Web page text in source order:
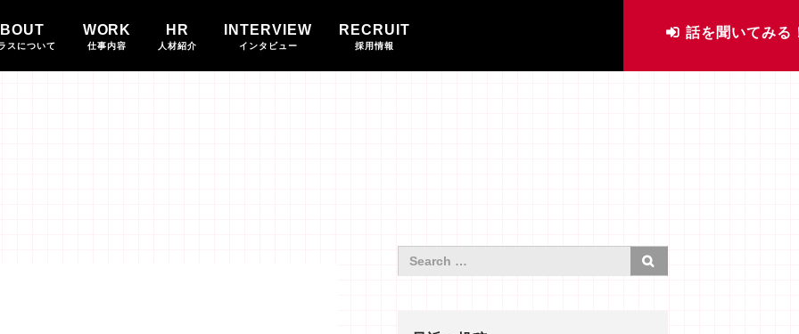
スについて
WORK
仕事内容
HR
人材紹介
INTERVIEW
インタビュー
RECRUIT
採用情報
話を聞いてみる